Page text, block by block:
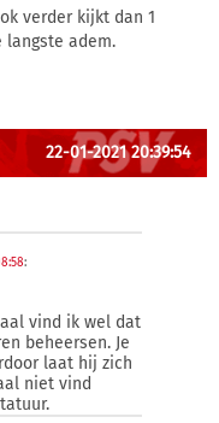
verder kijkt dan 1
adem.
22-01-2021 20:39:54
:
vind ik wel dat
beheersen. Je
laat hij zich
niet vind